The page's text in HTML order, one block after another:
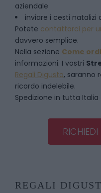
aziendale
inviare i cesti
Potete contattarci per
davvero semplice.
Nella sezione Come
informazioni. I vostri
Regali Digusto, saranno
ricordo indelebile.
Spedizione in tutta Italia
REGALI